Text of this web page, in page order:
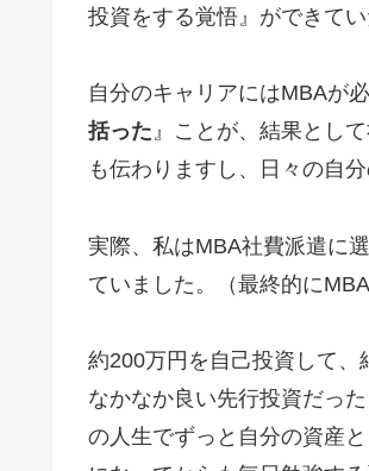
投資をする覚悟 』ができて
自分のキャリアにはMBAが
括った』ことが、結果とし
も伝わりますし、日々の自
実際、私はMBA社費派遣に
ていました。
（最終的に
約200万円を自己投資して
なかなか良い先行投資だっ
の人生でずっと自分の資産